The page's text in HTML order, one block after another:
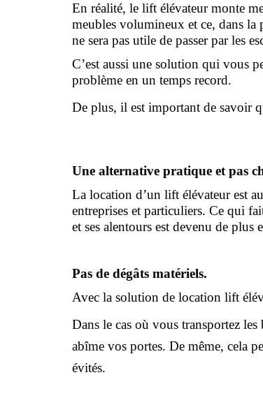
En réalité, le lift élévateur monte
meubles volumineux et ce, dans la
ne sera pas utile de passer par les
C’est aussi une solution qui vous
problème en un temps record.
De plus, il est important de savoir
Une alternative pratique et pas
La location d’un lift élévateur est
entreprises et particuliers. Ce qui
et ses alentours est devenu de plus
Pas de dégâts matériels.
Avec la solution de location lift
Dans le cas où vous transportez
abîme vos portes. De même, cela
évités.